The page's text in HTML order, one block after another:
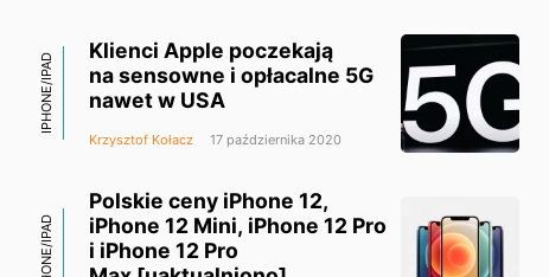
IPHONE/IPAD
Klienci Apple poczekają
na sensowne i opłacalne 5G
nawet w USA
Krzysztof Kołacz 17 października 2020
IPHONE/IPAD
Polskie ceny iPhone 12,
iPhone 12 Mini, iPhone 12 Pro
i iPhone 12 Pro